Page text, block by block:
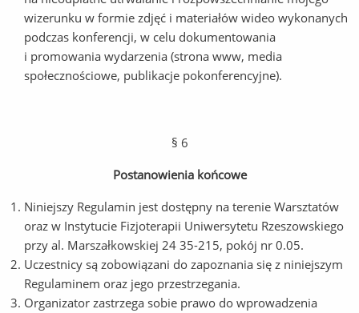
wizerunku w formie zdjęć i materiałów wideo wykonanych
podczas konferencji, w celu dokumentowania
i promowania wydarzenia (strona www, media
społecznościowe, publikacje pokonferencyjne).
§ 6
Postanowienia końcowe
Niniejszy Regulamin jest dostępny na terenie Warsztatów
oraz w Instytucie Fizjoterapii Uniwersytetu Rzeszowskiego
przy al. Marszałkowskiej 24 35-215, pokój nr 0.05.
Uczestnicy są zobowiązani do zapoznania się z niniejszym
Regulaminem oraz jego przestrzegania.
Organizator zastrzega sobie prawo do wprowadzenia